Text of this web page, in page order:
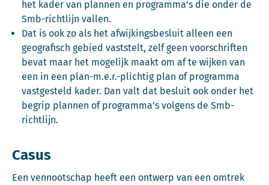
het kader van plannen en programma’s die onder de
Smb-richtlijn vallen.
Dat is ook zo als het afwijkingsbesluit alleen een
geografisch gebied vaststelt, zelf geen voorschriften
bevat maar het mogelijk maakt om af te wijken van
een in een plan-m.e.r.-plichtig plan of programma
vastgesteld kader. Dan valt dat besluit ook onder het
begrip plannen of programma’s volgens de Smb-
richtlijn.
Casus
Een vennootschap heeft een ontwerp van een omtrek